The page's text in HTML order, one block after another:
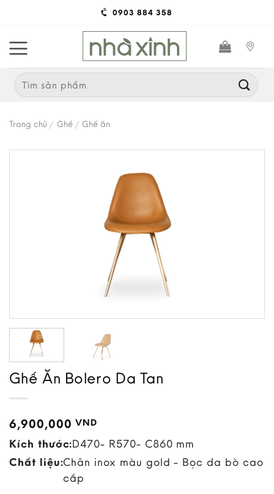
content
0903 884 358
Search
for:
Trang chủ / Ghế / Ghế ăn
Ghế Ăn Bolero Da Tan
6,900,000VND
Kích thước:D470- R570- C860 mm
Chất liệu:Chân inox màu gold - Bọc da bò cao
cấp